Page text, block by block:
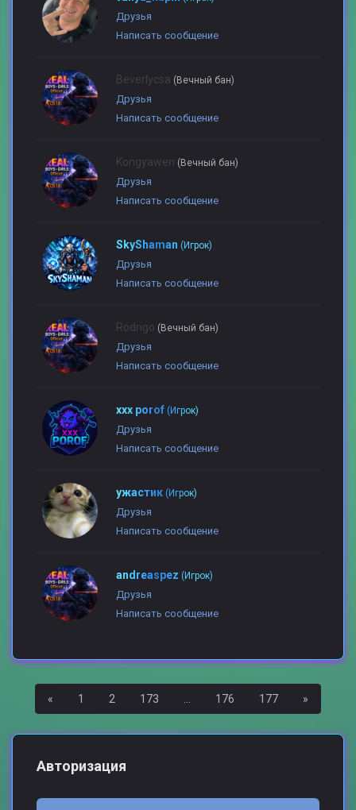
Друзья
Написать сообщение
Beverlycsa (Вечный бан)
Друзья
Написать сообщение
Kongyawen (Вечный бан)
Друзья
Написать сообщение
SkyShaman (Игрок)
Друзья
Написать сообщение
Rodrigo (Вечный бан)
Друзья
Написать сообщение
xxx porof (Игрок)
Друзья
Написать сообщение
ужастик (Игрок)
Друзья
Написать сообщение
andreaspez (Игрок)
Друзья
Написать сообщение
« Назад1 2 173 176 177 »
Авторизация